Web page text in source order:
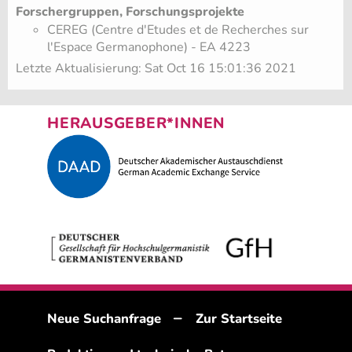
Forschergruppen, Forschungsprojekte
CEREG (Centre d'Etudes et de Recherches sur
l'Espace Germanophone) - EA 4223
Letzte Aktualisierung: Sat Oct 16 15:01:36 2021
HERAUSGEBER*INNEN
Neue Suchanfrage – Zur Startseite